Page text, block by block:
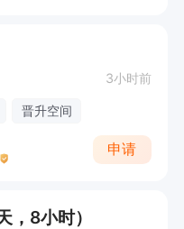
3小时前
晋升空间
申请
，8小时）